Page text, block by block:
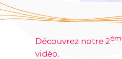
Découvrez notre 2
vidéo.